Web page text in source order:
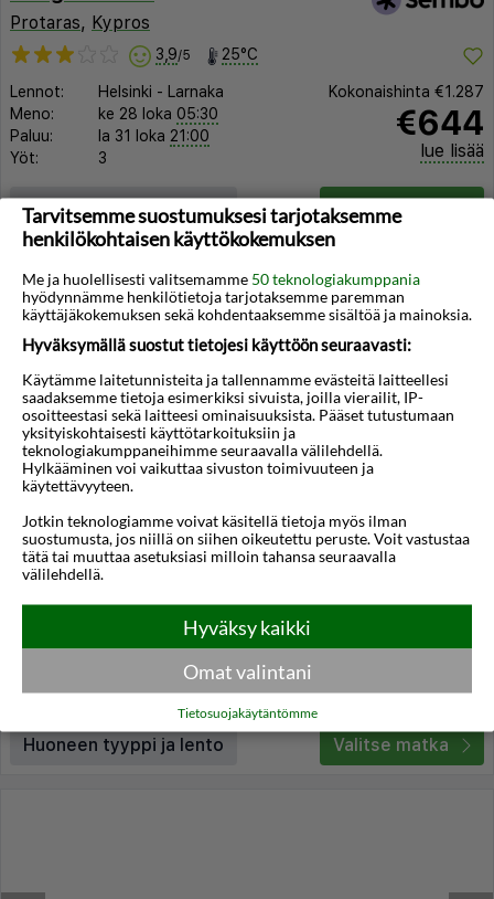
Protaras, Kypros
3,9/5 25°C
Lennot: Helsinki -
Larnaka
Meno:
ke 28 loka 05:30
Paluu:
la 31 loka 21:00
Yöt:
3
Kokonaishinta €1.287
€644
lue lisää
Huoneen tyyppi ja lento Valitse matka
Maris Grand Waterpark Resort
Protaras,Kypros
Larnaka
Meno:
ke 28 loka 05:30
21:00
Yöt:
3
€662
lue lisää
Huoneen tyyppi ja lento Valitse matka
Tarvitsemme suostumuksesi tarjotaksemme
henkilökohtaisen käyttökokemuksen
Me ja huolellisesti valitsemamme 50 teknologiakumppania
hyödynnämme henkilötietoja tarjotaksemme paremman
käyttäjäkokemuksen sekä kohdentaaksemme sisältöä ja mainoksia.
Hyväksymällä suostut tietojesi käyttöön seuraavasti:
Käytämme laitetunnisteita ja tallennamme evästeitä laitteellesi
saadaksemme tietoja esimerkiksi sivuista, joilla vierailit, IP-
osoitteestasi sekä laitteesi ominaisuuksista. Pääset tutustumaan
yksityiskohtaisesti käyttötarkoituksiin ja
teknologiakumppaneihimme seuraavalla välilehdellä.
Hylkääminen voi vaikuttaa sivuston toimivuuteen ja
käytettävyyteen.
Jotkin teknologiamme voivat käsitellä tietoja myös ilman
suostumusta, jos niillä on siihen oikeutettu peruste. Voit vastustaa
tätä tai muuttaa asetuksiasi milloin tahansa seuraavalla
välilehdellä.
Hyväksy kaikki
Omat valintani
Tietosuojakäytäntömme